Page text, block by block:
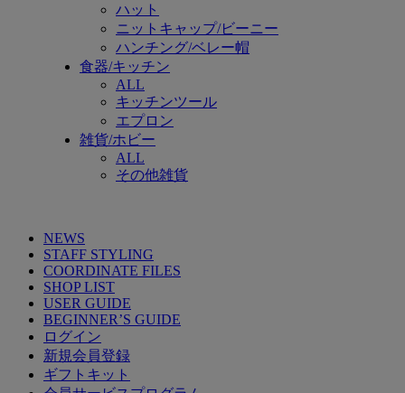
ハット
ニットキャップ/ビーニー
ハンチング/ベレー帽
食器/キッチン
ALL
キッチンツール
エプロン
雑貨/ホビー
ALL
その他雑貨
NEWS
STAFF STYLING
COORDINATE FILES
SHOP LIST
USER GUIDE
BEGINNER’S GUIDE
ログイン
新規会員登録
ギフトキット